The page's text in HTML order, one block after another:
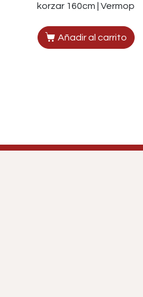
korzar 160cm | Vermop
Añadir al carrito